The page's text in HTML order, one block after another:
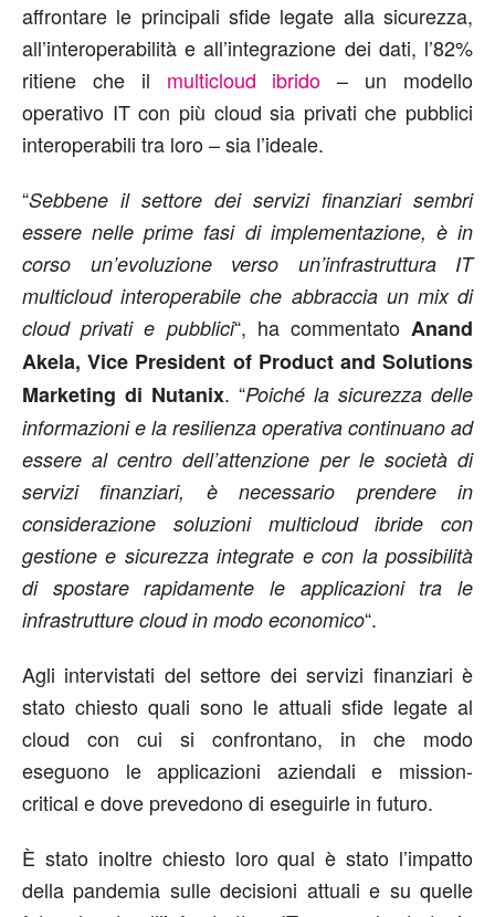
affrontare le principali sfide legate alla sicurezza,
all’interoperabilità e all’integrazione dei dati, l’82%
ritiene che il multicloud ibrido – un modello
operativo IT con più cloud sia privati che pubblici
interoperabili tra loro – sia l’ideale.
“Sebbene il settore dei servizi finanziari sembri
essere nelle prime fasi di implementazione, è in
corso un’evoluzione verso un’infrastruttura IT
multicloud interoperabile che abbraccia un mix di
cloud privati e pubblici“, ha commentato Anand
Akela, Vice President of Product and Solutions
Marketing di Nutanix. “Poiché la sicurezza delle
informazioni e la resilienza operativa continuano ad
essere al centro dell’attenzione per le società di
servizi finanziari, è necessario prendere in
considerazione soluzioni multicloud ibride con
gestione e sicurezza integrate e con la possibilità
di spostare rapidamente le applicazioni tra le
infrastrutture cloud in modo economico“.
Agli intervistati del settore dei servizi finanziari è
stato chiesto quali sono le attuali sfide legate al
cloud con cui si confrontano, in che modo
eseguono le applicazioni aziendali e mission-
critical e dove prevedono di eseguirle in futuro.
È stato inoltre chiesto loro qual è stato l’impatto
della pandemia sulle decisioni attuali e su quelle